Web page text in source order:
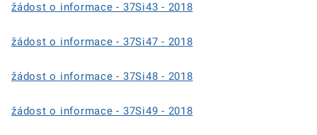
žádost o informace - 37Si43 - 2018
žádost o informace - 37Si47 - 2018
žádost o informace - 37Si48 - 2018
žádost o informace - 37Si49 - 2018